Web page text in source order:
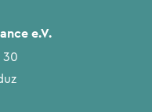
e.V.
30